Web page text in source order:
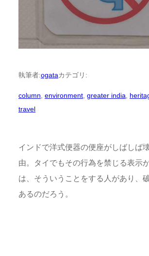
執筆者:ogataカテゴリ:
column, environment, greater india,
travel
インドで洋式便器の便座がしばしば
由。タイでもその行為を禁じる表示
は、そういうことをする人があり、
あるのだろう。